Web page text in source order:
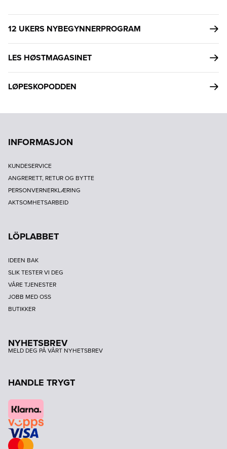
12 UKERS NYBEGYNNERPROGRAM
LES HØSTMAGASINET
LØPESKOPODDEN
INFORMASJON
KUNDESERVICE
ANGRERETT, RETUR OG BYTTE
PERSONVERNERKLÆRING
AKTSOMHETSARBEID
LÖPLABBET
IDEEN BAK
SLIK TESTER VI DEG
VÅRE TJENESTER
JOBB MED OSS
BUTIKKER
NYHETSBREV
MELD DEG PÅ VÅRT NYHETSBREV
HANDLE TRYGT